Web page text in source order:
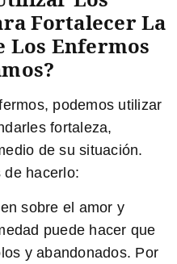
Fortalecer La
Los Enfermos
podemos utilizar
fortaleza,
de su situación.
de hacerlo:
sobre el amor y
puede hacer que
y abandonados. Por